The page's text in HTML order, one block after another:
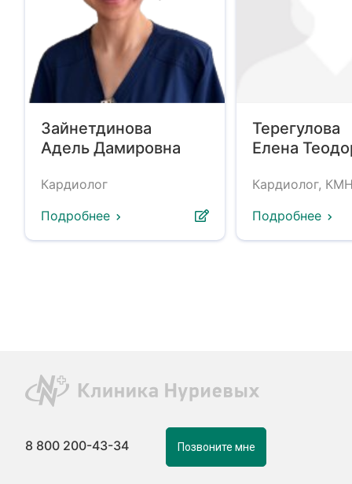
Зайнетдинова
Адель Дамировна
Кардиолог
Подробнее
Терегулова
Елена
Кардиолог,
Подробнее
8 800 200-43-34 Позвоните мне